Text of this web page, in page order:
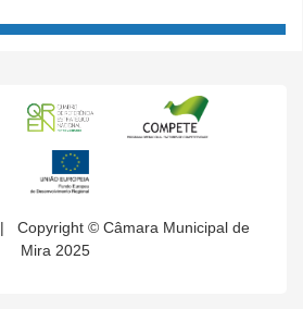
| Copyright © Câmara Municipal de
Mira 2025